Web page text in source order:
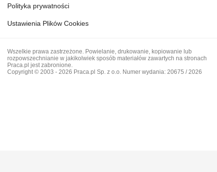
Polityka prywatności
Ustawienia Plików Cookies
Wszelkie prawa zastrzeżone. Powielanie, drukowanie, kopiowanie lub
rozpowszechnianie w jakikolwiek sposób materiałów zawartych na stronach
Praca.pl jest zabronione.
Copyright © 2003 - 2026 Praca.pl Sp. z o.o. Numer wydania: 20675 / 2026